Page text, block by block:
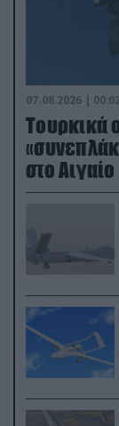
07.08.2026 |
Τουρκικά
στο Αιγαίο